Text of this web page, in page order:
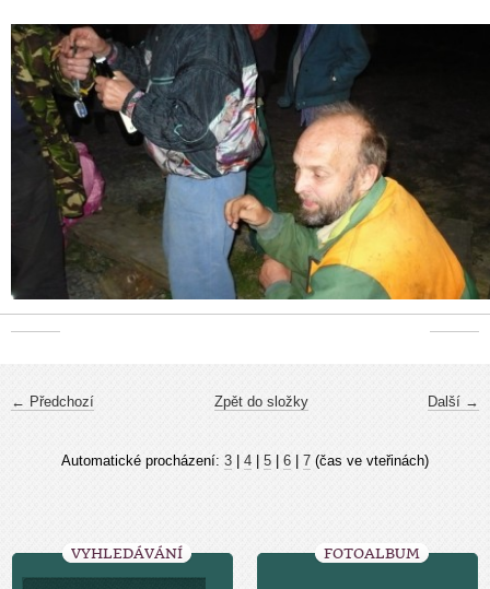
← Předchozí Další →
Zpět do složky
Automatické procházení: 3 4 5 6 7 (čas ve vteřinách)
VYHLEDÁVÁNÍ FOTOALBUM